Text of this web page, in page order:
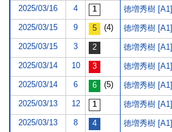
2025/03/16 4 徳増秀樹 [A1]
2025/03/15 9 (4) 徳増秀樹 [A1]
2025/03/15 3 徳増秀樹 [A1]
2025/03/14 10 徳増秀樹 [A1]
2025/03/14 6 (5) 徳増秀樹 [A1]
2025/03/13 12 徳増秀樹 [A1]
2025/03/13 8 徳増秀樹 [A1]